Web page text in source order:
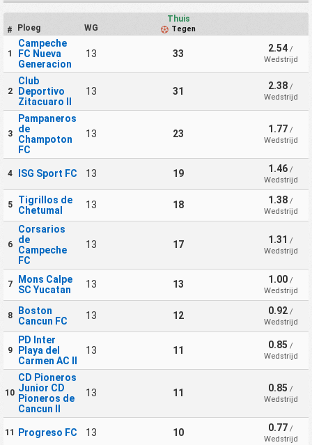
# Ploeg WG
Thuis
Tegen
1
Campeche
FC Nueva
Generacion
13 33 2.54 /
Wedstrijd
2
Club
Deportivo
Zitacuaro II
13 31 2.38 /
Wedstrijd
3
Pampaneros
de
Champoton
FC
13 23 1.77 /
Wedstrijd
4 ISG Sport FC 13 19 1.46 /
Wedstrijd
5
Tigrillos de
Chetumal
13 18 1.38 /
Wedstrijd
6
Corsarios
de
Campeche
FC
13 17 1.31 /
Wedstrijd
7
Mons Calpe
SC Yucatan
13 13 1.00 /
Wedstrijd
8
Boston
Cancun FC
13 12 0.92 /
Wedstrijd
9
PD Inter
Playa del
Carmen AC II
13 11 0.85 /
Wedstrijd
10
CD Pioneros
Junior CD
Pioneros de
Cancun II
13 11 0.85 /
Wedstrijd
11 Progreso FC 13 10 0.77 /
Wedstrijd